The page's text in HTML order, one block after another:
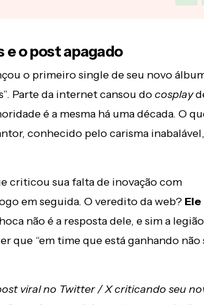
e o post apagado
o primeiro single de seu novo
Parte da internet cansou docosplay
é a mesma há uma década. O
conhecido pelo carisma inabalável,
criticou sua falta de inovação com
em seguida. O veredito da web? Ele
não é a resposta dele, e sim a
que “em time que está ganhando não
viral no Twitter / X criticando seu